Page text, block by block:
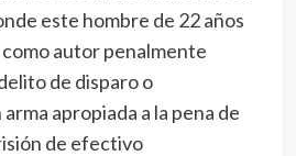
este hombre de 22 años
autor penalmente
de disparo o
apropiada a la pena de
de efectivo